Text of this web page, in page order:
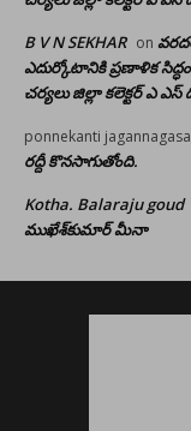
B V N SEKHAR on
ఎదుర్కోటానికి ప్రణాళిక
చర్యలు జిల్లా కలెక్టర్ ఎ
ponnekanti
రద్దీ కొనసాగుతోంది.
Kotha. Balaraju goud
ముఖేశ్‌కుమార్‌ మీనా